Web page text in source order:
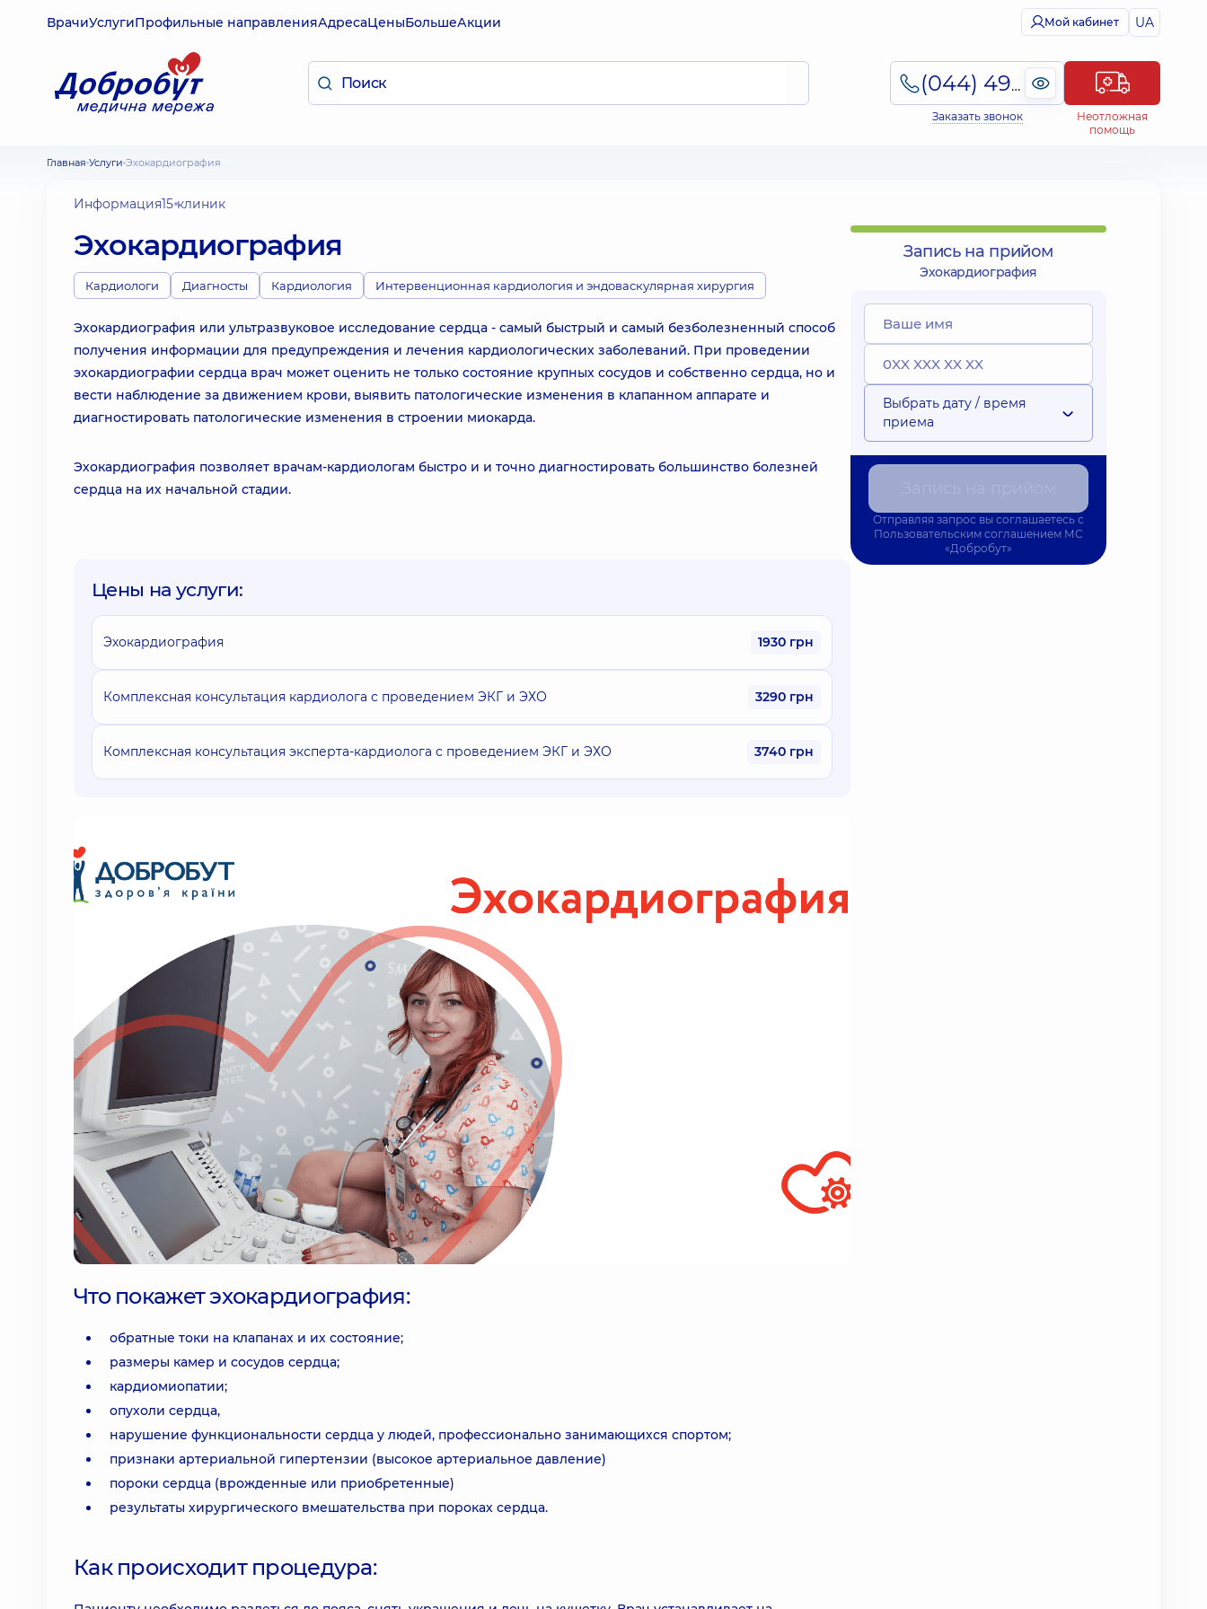
ВрачиУслугиПрофильные направленияАдресаЦеныБольшеАкции Мой кабинет UA
(044) 495-2-888
Заказать звонок
Неотложная
помощь
Главная Услуги Эхокардиография
Информация15 клиник
Эхокардиография
Кардиологи Диагносты Кардиология Интервенционная кардиология и эндоваскулярная хирургия
Эхокардиография или ультразвуковое исследование сердца - самый быстрый и самый безболезненный способ
получения информации для предупреждения и лечения кардиологических заболеваний. При проведении
эхокардиографии сердца врач может оценить не только состояние крупных сосудов и собственно сердца, но и
вести наблюдение за движением крови, выявить патологические изменения в клапанном аппарате и
диагностировать патологические изменения в строении миокарда.
Эхокардиография позволяет врачам-кардиологам быстро и и точно диагностировать большинство болезней
сердца на их начальной стадии.
Цены на услуги:
Эхокардиография 1930 грн
Комплексная консультация кардиолога с проведением ЭКГ и ЭХО 3290 грн
Комплексная консультация эксперта-кардиолога с проведением ЭКГ и ЭХО 3740 грн
Что покажет эхокардиография:
обратные токи на клапанах и их состояние;
размеры камер и сосудов сердца;
кардиомиопатии;
опухоли сердца,
нарушение функциональности сердца у людей, профессионально занимающихся спортом;
признаки артериальной гипертензии (высокое артериальное давление)
пороки сердца (врожденные или приобретенные)
результаты хирургического вмешательства при пороках сердца.
Как происходит процедура:
Запись на прийом
Эхокардиография
Выбрать дату / время
приема
Отправляя запрос вы соглашаетесь с
Пользовательским соглашением МС
«Добробут»